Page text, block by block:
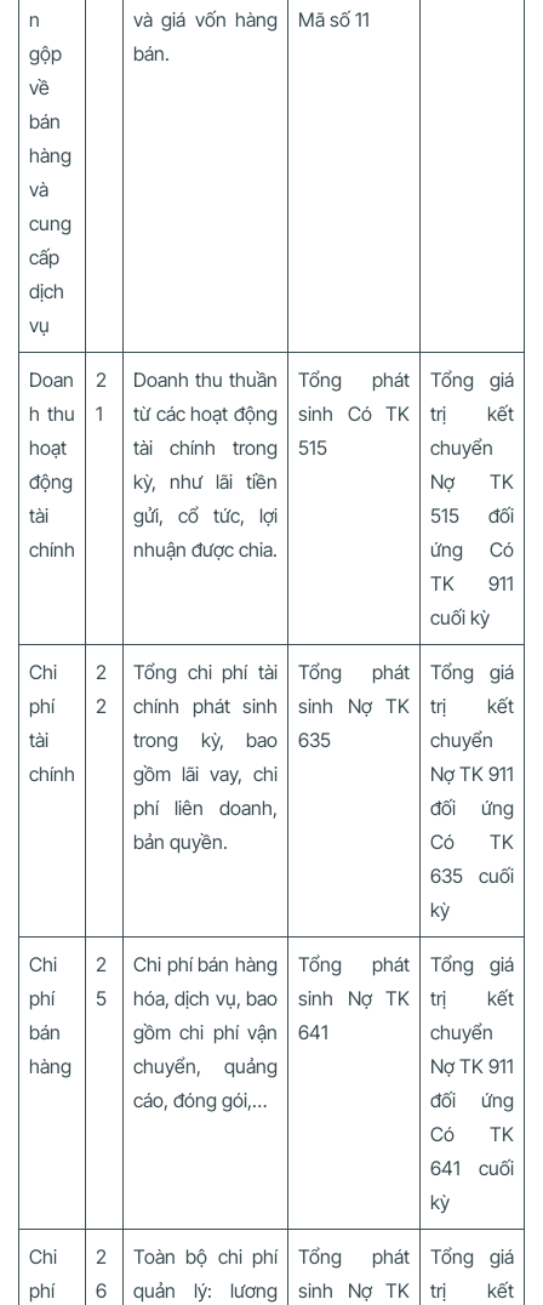
n
gộp
về
bán
hàng
và
cung
cấp
dịch
vụ
và giá vốn hàng
bán.
Mã số 11
Doan
h thu
hoạt
động
tài
chính
2
1
Doanh thu thuần
từ các hoạt động
tài chính trong
kỳ, như lãi tiền
gửi, cổ tức, lợi
nhuận được chia.
Tổng phát
sinh Có TK
515
Tổng giá
trị kết
chuyển
Nợ TK
515 đối
ứng Có
TK 911
cuối kỳ
Chi
phí
tài
chính
2
2
Tổng chi phí tài
chính phát sinh
trong kỳ, bao
gồm lãi vay, chi
phí liên doanh,
bản quyền.
Tổng phát
sinh Nợ TK
635
Tổng giá
trị kết
chuyển
Nợ TK 911
đối ứng
Có TK
635 cuối
kỳ
Chi
phí
bán
hàng
2
5
Chi phí bán hàng
hóa, dịch vụ, bao
gồm chi phí vận
chuyển, quảng
cáo, đóng gói,…
Tổng phát
sinh Nợ TK
641
Tổng giá
trị kết
chuyển
Nợ TK 911
đối ứng
Có TK
641 cuối
kỳ
Chi
phí
2
6
Toàn bộ chi phí
quản lý: lương
Tổng phát
sinh Nợ TK
Tổng giá
trị kết